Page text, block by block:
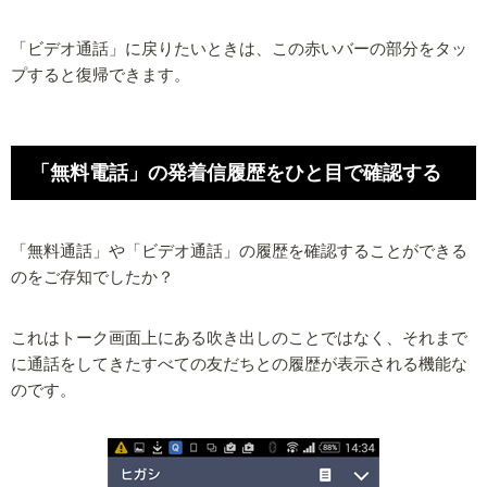
「ビデオ通話」に戻りたいときは、この赤いバーの部分をタッ
プすると復帰できます。
「無料電話」の発着信履歴をひと目で確認する
「無料通話」や「ビデオ通話」の履歴を確認することができる
のをご存知でしたか？
これはトーク画面上にある吹き出しのことではなく、それまで
に通話をしてきたすべての友だちとの履歴が表示される機能な
のです。